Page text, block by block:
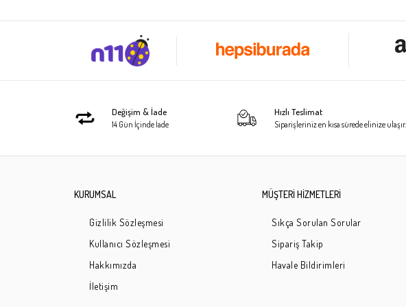
Değişim & İade
14 Gün İçinde İade
Hızlı Teslimat
Siparişleriniz en kısa sürede elinize ulaşır.
KURUMSAL
Gizlilik Sözleşmesi
Kullanıcı Sözleşmesi
Hakkımızda
İletişim
MÜŞTERİ HİZMETLERİ
Sıkça Sorulan Sorular
Sipariş Takip
Havale Bildirimleri